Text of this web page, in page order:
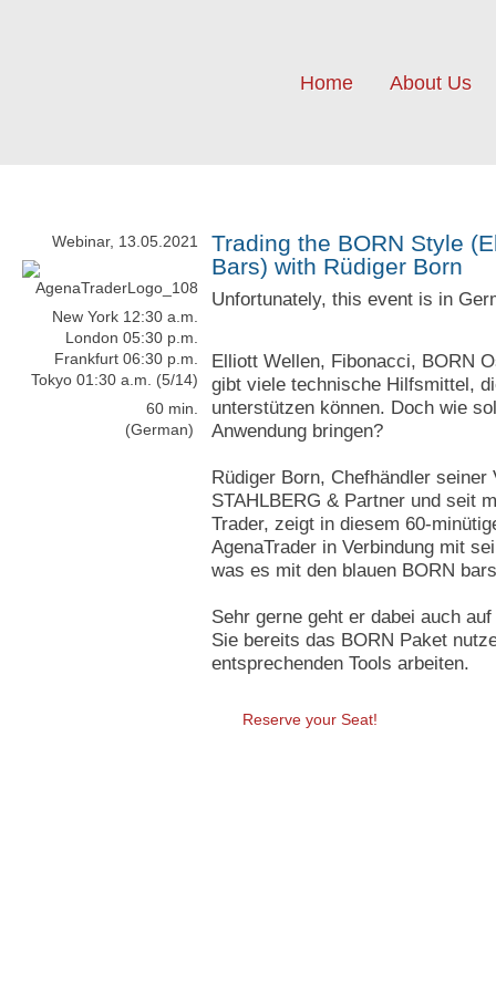
Home About Us
Webinar, 13.05.2021
New York 12:30 a.m.
London 05:30 p.m.
Frankfurt 06:30 p.m.
Tokyo 01:30 a.m. (5/14)
60 min.
(German)
Trading the BORN Style
Bars) with Rüdiger Born
Unfortunately, this event is in
Elliott Wellen, Fibonacci, BORN
gibt viele technische Hilfsmittel,
unterstützen können. Doch wie
Anwendung bringen?
Rüdiger Born, Chefhändler
STAHLBERG & Partner und seit
Trader, zeigt in diesem 60-
AgenaTrader in Verbindung mit
was es mit den blauen BORN
Sehr gerne geht er dabei auch
Sie bereits das BORN Paket
entsprechenden Tools arbeiten.
Reserve your Seat!